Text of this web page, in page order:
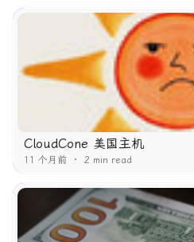
CloudCone 美国主机
11 个月前 2 min read